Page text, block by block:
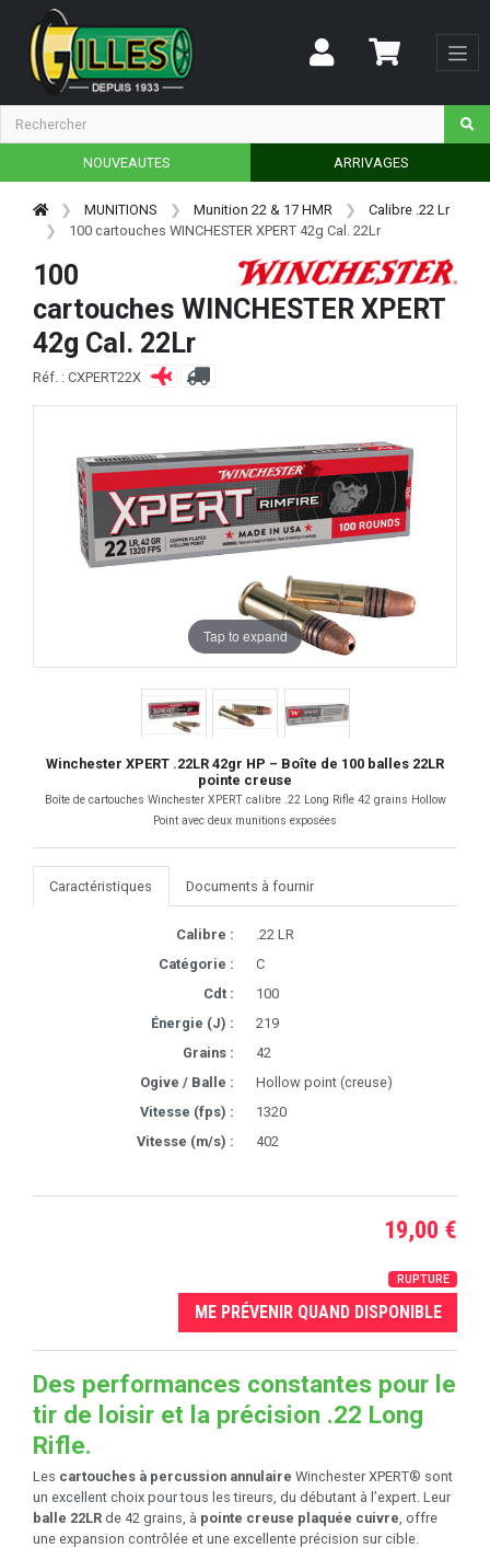
NOUVEAUTES ARRIVAGES
MUNITIONS Munition 22 & 17 HMR
Calibre .22 Lr
100 cartouches WINCHESTER XPERT 42g Cal. 22Lr
100
cartouches WINCHESTER XPERT
42g Cal. 22Lr
Réf. : CXPERT22X
Tap to expand
Winchester XPERT .22LR 42gr HP – Boîte de 100 balles 22LR
pointe creuse
Boîte de cartouches Winchester XPERT calibre .22 Long Rifle 42 grains Hollow
Point avec deux munitions exposées
Caractéristiques Documents à fournir
Calibre :
.22 LR
Catégorie :
C
Cdt :
100
Énergie (J) :
219
Grains :
42
Ogive / Balle :
Hollow point (creuse)
Vitesse (fps) :
1320
Vitesse (m/s) :
402
19,00 €
RUPTURE
ME PRÉVENIR QUAND DISPONIBLE
Des performances constantes pour le
tir de loisir et la précision .22 Long
Rifle.
Les cartouches à percussion annulaire Winchester XPERT® sont
un excellent choix pour tous les tireurs, du débutant à l’expert. Leur
balle 22LR de 42 grains, à pointe creuse plaquée cuivre , offre
une expansion contrôlée et une excellente précision sur cible.